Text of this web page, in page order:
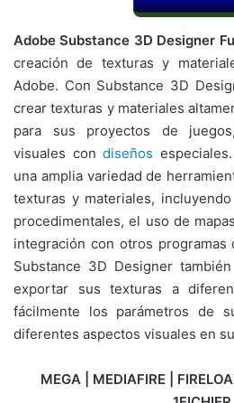
Adobe Substance 3D Designer
creación de texturas y
Adobe. Con Substance 3D
crear texturas y materiales
para sus proyectos de
visuales con diseños
una amplia variedad de
texturas y materiales,
procedimentales, el uso de
integración con otros programas
Substance 3D Designer
exportar sus texturas a
fácilmente los parámetros de
diferentes aspectos visuales en su
MEGA | MEDIAFIRE |